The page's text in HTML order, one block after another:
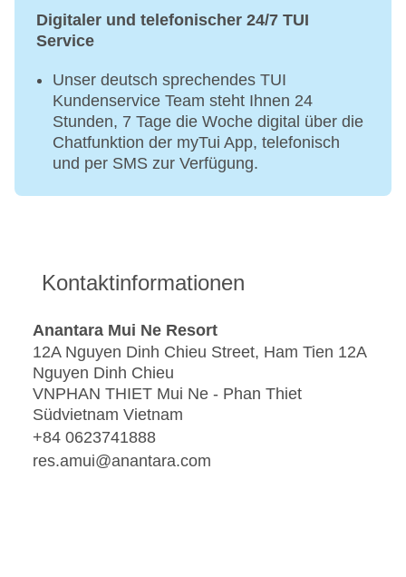
Digitaler und telefonischer 24/7 TUI
Service
Unser deutsch sprechendes TUI
Kundenservice Team steht Ihnen 24
Stunden, 7 Tage die Woche digital über die
Chatfunktion der myTui App, telefonisch
und per SMS zur Verfügung.
Kontaktinformationen
Anantara Mui Ne Resort
12A Nguyen Dinh Chieu Street, Ham Tien 12A
Nguyen Dinh Chieu
VNPHAN THIET Mui Ne - Phan Thiet
Südvietnam Vietnam
+84 0623741888
res.amui@anantara.com